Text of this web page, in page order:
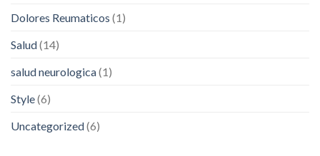
Dolores Reumaticos (1)
Salud(14)
salud neurologica(1)
Style(6)
Uncategorized(6)